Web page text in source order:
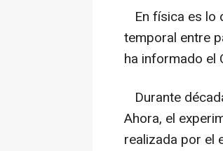
En física es lo
temporal entre
ha informado el
Durante
Ahora, el
realizada por el